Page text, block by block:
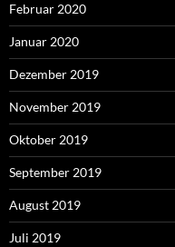
Februar 2020
Januar 2020
Dezember 2019
November 2019
Oktober 2019
September 2019
August 2019
Juli 2019